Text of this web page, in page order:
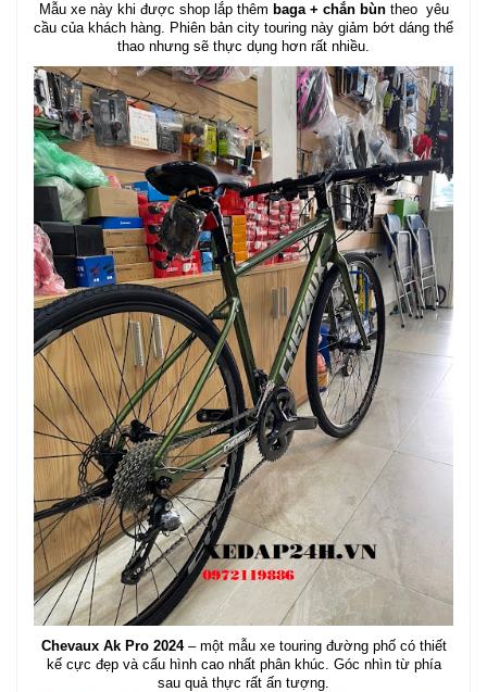
Mẫu xe này khi được shop lắp thêm baga + chắn bùntheo yêu
cầu của khách hàng. Phiên bản city touring này giảm bớt dáng thể
thao nhưng sẽ thực dụng hơn rất nhiều.
Chevaux Ak Pro 2024– một mẫu xe touring đường phố có thiết
kế cực đẹp và cấu hình cao nhất phân khúc. Góc nhìn từ phía
sau quả thực rất ấn tượng.